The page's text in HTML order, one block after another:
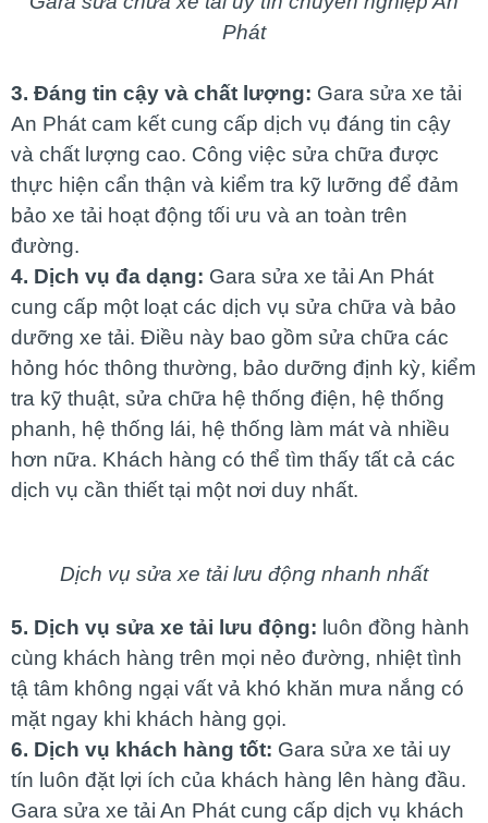
Phát
3. Đáng tin cậy và chất lượng: Gara sửa xe tải
An Phát cam kết cung cấp dịch vụ đáng tin cậy
và chất lượng cao. Công việc sửa chữa được
thực hiện cẩn thận và kiểm tra kỹ lưỡng để đảm
bảo xe tải hoạt động tối ưu và an toàn trên
đường.
4. Dịch vụ đa dạng: Gara sửa xe tải An Phát
cung cấp một loạt các dịch vụ sửa chữa và bảo
dưỡng xe tải. Điều này bao gồm sửa chữa các
hỏng hóc thông thường, bảo dưỡng định kỳ, kiểm
tra kỹ thuật, sửa chữa hệ thống điện, hệ thống
phanh, hệ thống lái, hệ thống làm mát và nhiều
hơn nữa. Khách hàng có thể tìm thấy tất cả các
dịch vụ cần thiết tại một nơi duy nhất.
Dịch vụ sửa xe tải lưu động nhanh nhất
5. Dịch vụ sửa xe tải lưu động: luôn đồng hành
cùng khách hàng trên mọi nẻo đường, nhiệt tình
tậ tâm không ngại vất vả khó khăn mưa nắng có
mặt ngay khi khách hàng gọi.
6. Dịch vụ khách hàng tốt: Gara sửa xe tải uy
tín luôn đặt lợi ích của khách hàng lên hàng đầu.
Gara sửa xe tải An Phát cung cấp dịch vụ khách